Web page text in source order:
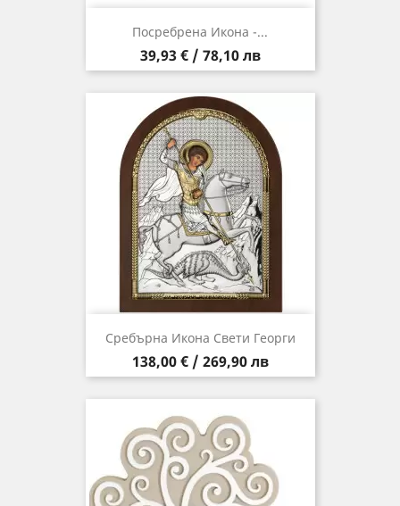
Посребрена Икона -...
Цена
39,93 € / 78,10 лв
Сребърна Икона Свети Георги
Цена
138,00 € / 269,90 лв